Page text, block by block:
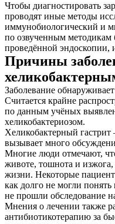
Чтобы диагностировать
проводят иные методы
иммунобиологический и
по озвученным методикам
проведённой эндоскопии,
Причины
Заболевание
Считается крайне
по данным учёных
хеликобактериозом.
Хеликобактерный гастрит
вызывает много
Многие люди отмечают,
животе, тошнота и изжога,
жизни. Некоторые
как долго не могли
не прошли обследование
Мнения о лечении также
антибиотикотерапию за